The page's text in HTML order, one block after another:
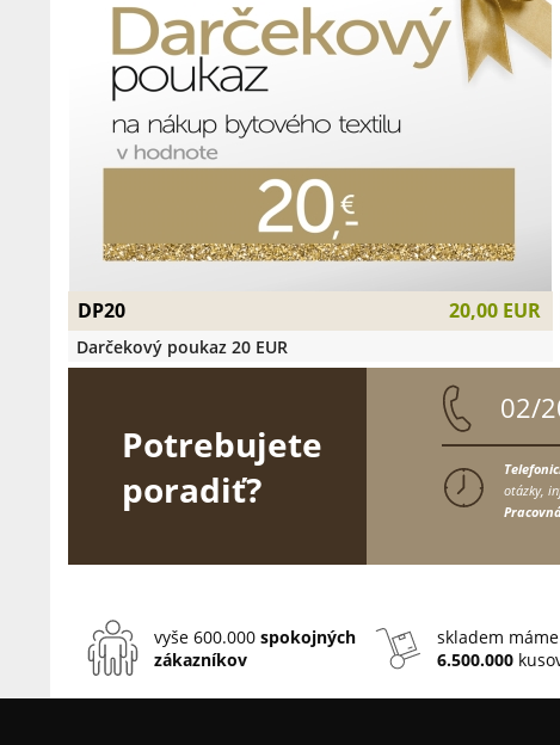
DP20 20,00 EUR
Darčekový poukaz 20 EUR
Potrebujete
poradiť?
02/
otázky,
vyše 600.000spokojných
zákazníkov
skladem
6.500.000